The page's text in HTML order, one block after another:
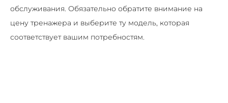
обслуживания. Обязательно обратите внимание на
цену тренажера и выберите ту модель, которая
соответствует вашим потребностям.